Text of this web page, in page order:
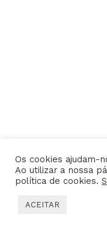
Os cookies ajudam-
Ao utilizar a nossa
política de cookies.
ACEITAR